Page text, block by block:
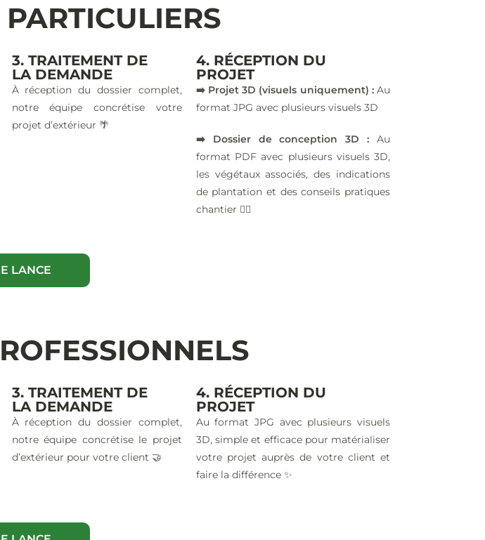
3. TRAITEMENT DE
LA DEMANDE
À réception du dossier complet,
notre équipe concrétise votre
projet d’extérieur 🌴
4. RÉCEPTION DU
PROJET
➡️ Projet 3D (visuels uniquement) :Au
format JPG avec plusieurs visuels 3D
➡️ Dossier de conception 3D : Au
format PDF avec plusieurs visuels 3D,
les végétaux associés, des indications
de plantation et des conseils pratiques
chantier 👷‍♂️
LANCE
3. TRAITEMENT DE
LA DEMANDE
À réception du dossier complet,
notre équipe concrétise le projet
d’extérieur pour votre client 🤝
4. RÉCEPTION DU
PROJET
Au format JPG avec plusieurs visuels
3D, simple et efficace pour matérialiser
votre projet auprès de votre client et
faire la différence ✨